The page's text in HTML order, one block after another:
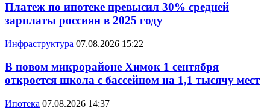
Платеж по ипотеке превысил 30% средней
зарплаты россиян в 2025 году
Инфраструктура 07.08.2026 15:22
В новом микрорайоне Химок 1 сентября
откроется школа с бассейном на 1,1 тысячу мест
Ипотека 07.08.2026 14:37